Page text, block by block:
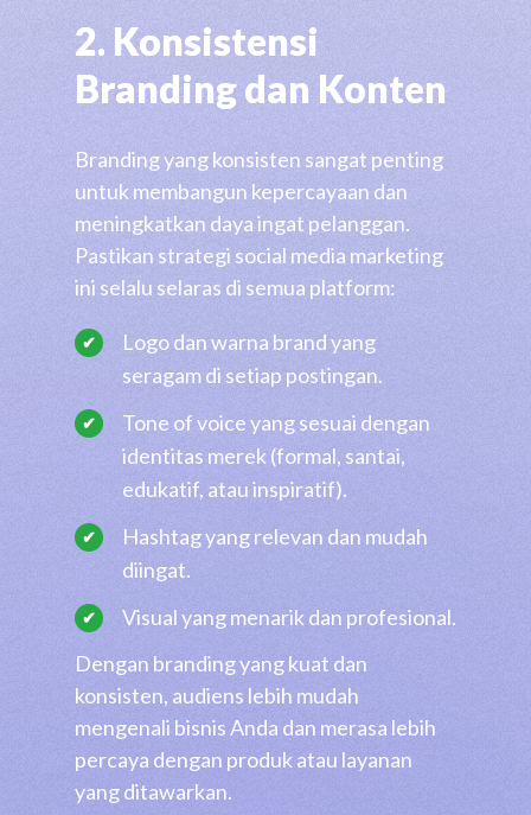
2. Konsistensi
Branding dan Konten
Branding yang konsisten sangat penting
untuk membangun kepercayaan dan
meningkatkan daya ingat pelanggan.
Pastikan strategi social media marketing
ini selalu selaras di semua platform:
Logo dan warna brand yang
seragam di setiap postingan.
Tone of voice yang sesuai dengan
identitas merek (formal, santai,
edukatif, atau inspiratif).
Hashtag yang relevan dan mudah
diingat.
Visual yang menarik dan profesional.
Dengan branding yang kuat dan
konsisten, audiens lebih mudah
mengenali bisnis Anda dan merasa lebih
percaya dengan produk atau layanan
yang ditawarkan.